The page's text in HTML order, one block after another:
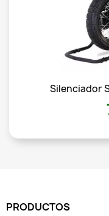
Silenciador
PRODUCTOS